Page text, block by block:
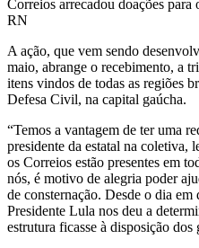
Correios arrecadou doações
RN
A ação, que vem sendo
maio, abrange o recebimento, a
itens vindos de todas as regiões
Defesa Civil, na capital gaúcha.
“Temos a vantagem de ter uma
presidente da estatal na coletiva,
os Correios estão presentes em
nós, é motivo de alegria poder
de consternação. Desde o dia
Presidente Lula nos deu a
estrutura ficasse à disposição dos